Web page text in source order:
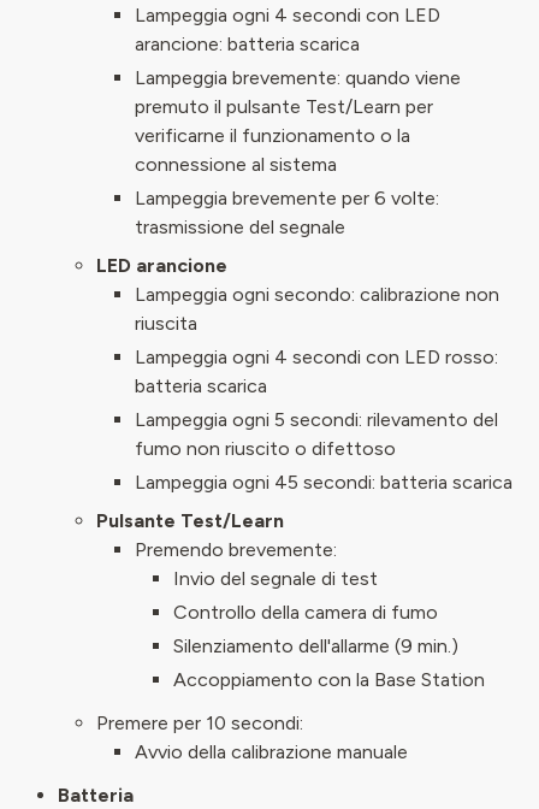
Lampeggia ogni 4 secondi con LED
arancione: batteria scarica
Lampeggia brevemente: quando viene
premuto il pulsante Test/Learn per
verificarne il funzionamento o la
connessione al sistema
Lampeggia brevemente per 6 volte:
trasmissione del segnale
LED arancione
Lampeggia ogni secondo: calibrazione non
riuscita
Lampeggia ogni 4 secondi con LED rosso:
batteria scarica
Lampeggia ogni 5 secondi: rilevamento del
fumo non riuscito o difettoso
Lampeggia ogni 45 secondi: batteria scarica
Pulsante Test/Learn
Premendo brevemente:
Invio del segnale di test
Controllo della camera di fumo
Silenziamento dell'allarme (9 min.)
Accoppiamento con la Base Station
Premere per 10 secondi:
Avvio della calibrazione manuale
Batteria